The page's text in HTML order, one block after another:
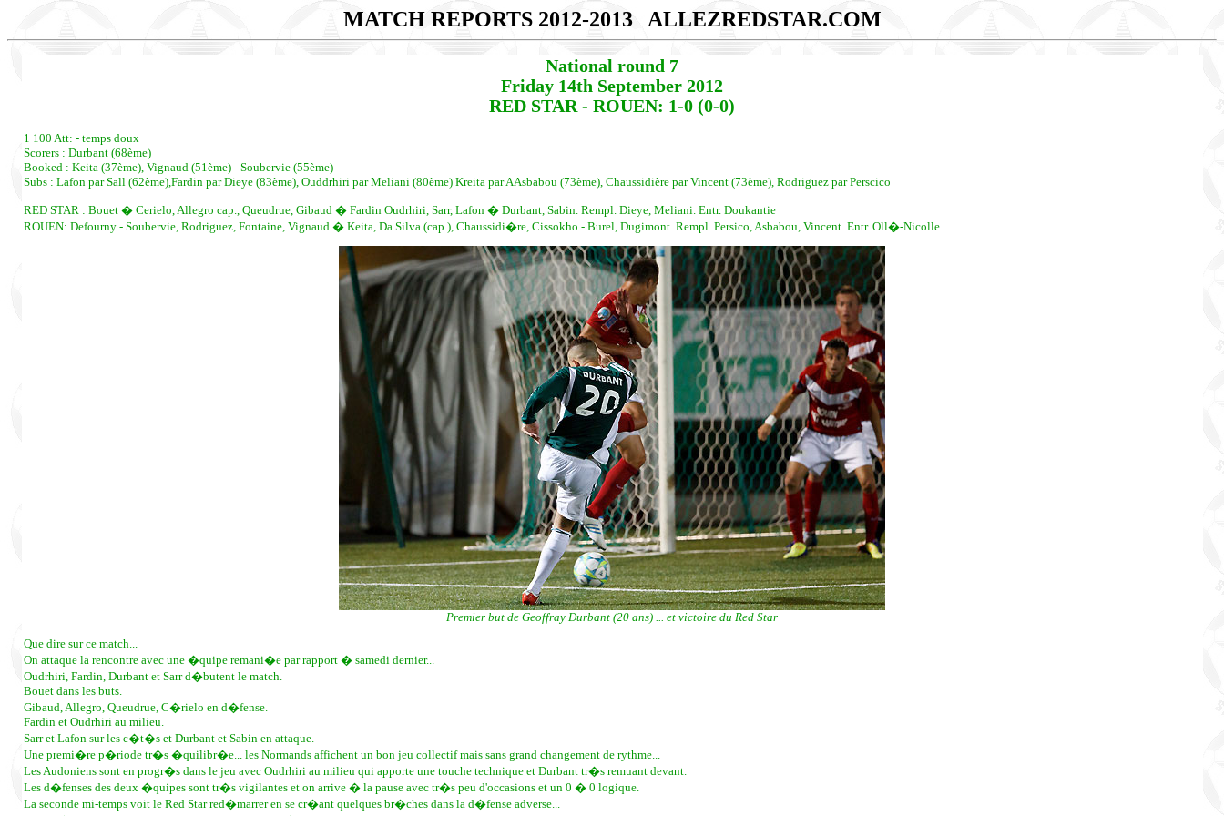
MATCH REPORTS 2012-2013 ALLEZREDSTAR.COM
National round 7
Friday 14th September 2012
RED STAR - ROUEN: 1-0 (0-0)
1 100 Att: - temps doux
Scorers : Durbant (68ème)
Booked : Keita (37ème), Vignaud (51ème) - Soubervie (55ème)
Subs : Lafon par Sall (62ème),Fardin par Dieye (83ème), Ouddrhiri par Meliani (80ème) Kreita par AAsbabou (73ème), Chaussidière par Vincent (73ème), Rodriguez par Perscico
RED STAR : Bouet � Cerielo, Allegro cap., Queudrue, Gibaud � Fardin Oudrhiri, Sarr, Lafon � Durbant, Sabin. Rempl. Dieye, Meliani. Entr. Doukantie
ROUEN: Defourny - Soubervie, Rodriguez, Fontaine, Vignaud � Keita, Da Silva (cap.), Chaussidi�re, Cissokho - Burel, Dugimont. Rempl. Persico, Asbabou, Vincent. Entr. Oll�-Nicolle
Premier but de Geoffray Durbant (20 ans) ... et victoire du Red Star
Que dire sur ce match...
On attaque la rencontre avec une �quipe remani�e par rapport � samedi dernier...
Oudrhiri, Fardin, Durbant et Sarr d�butent le match.
Bouet dans les buts.
Gibaud, Allegro, Queudrue, C�rielo en d�fense.
Fardin et Oudrhiri au milieu.
Sarr et Lafon sur les c�t�s et Durbant et Sabin en attaque.
Une premi�re p�riode tr�s �quilibr�e... les Normands affichent un bon jeu collectif mais sans grand changement de rythme...
Les Audoniens sont en progr�s dans le jeu avec Oudrhiri au milieu qui apporte une touche technique et Durbant tr�s remuant devant.
Les d�fenses des deux �quipes sont tr�s vigilantes et on arrive � la pause avec tr�s peu d'occasions et un 0 � 0 logique.
La seconde mi-temps voit le Red Star red�marrer en se cr�ant quelques br�ches dans la d�fense adverse...